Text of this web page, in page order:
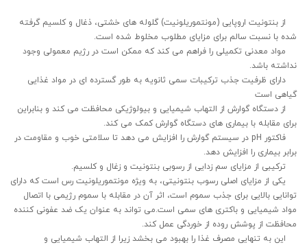
از بنتونیت اروپایی (مونتموریلونیت) گلوله های خشتی، ذغال و کلسیم گرفته
شده با نسبت سالم برای مزایای مطلوب مخلوط شده است.
مواد معدنی تکمیلی را فراهم می کند که ممکن است در رژیم معمولی وجود
نداشته باشد.
دارای ظرفیت جذب ترکیبات سمی ثانویه به طور گسترده ای در مواد غذایی
گیاهی است
از دستگاه گوارش از التهاب شیمیایی و بیولوژیکی محافظت می کند و بنابراین
برای مقابله با بیماری های دستگاه گوارش کمک می کند.
فاکتور pH در سیستم گوارش را افزایش می دهد تا سلامتی خوب و مقاومت در
برابر بیماری را افزایش دهد.
ترکیبی از مزایای سم زدایی از رسوبی بنتونیت و زغال و کلسیم.
یکی از مزایای اصلی رسوب بنتونیتی، به ویژه مونتموریلونیت رس است که دارای
توانایی بالایی برای جذب سموم است، اثر آن در مقابله با سموم رژیمی با اتصال
مواد شیمیایی و باکتری های سمی است.می تواند به عنوان یک ضد عفونی کننده
محافظت از پوشش روده از خوردگی عمل کند.
این به تنهایی مصرف غذا را بهبود می بخشد زیرا از التهاب شیمیایی و